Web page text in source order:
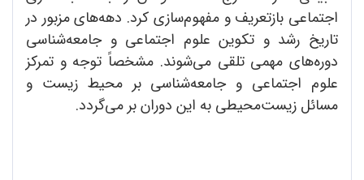
اجتماعی بازتعریف و مفهوم‌سازی کرد. دهه‌های مزبور در
تاریخ رشد و تکوین علوم اجتماعی و جامعه‌شناسی
دوره‌های مهمی تلقی می‌شوند. مشخصاً توجه و تمرکز
علوم اجتماعی و جامعه‌شناسی بر محیط زیست و
مسائل زیست‌محیطی به این دوران بر می‌گردد.